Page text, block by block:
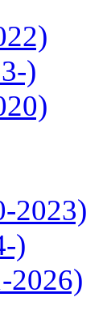
)
2023)
)
2026)